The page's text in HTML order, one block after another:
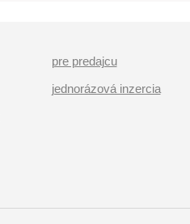
pre predajcu
jednorázová inzercia